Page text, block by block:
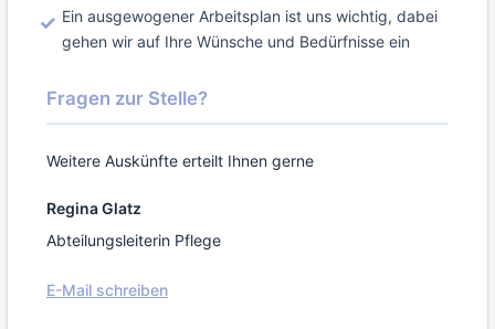
Ein ausgewogener Arbeitsplan ist uns wichtig, dabei
gehen wir auf Ihre Wünsche und Bedürfnisse ein
Fragen zur Stelle?
Weitere Auskünfte erteilt Ihnen gerne
Regina Glatz
Abteilungsleiterin Pflege
E-Mail schreiben